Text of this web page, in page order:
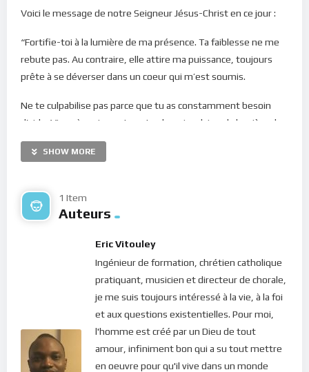
Voici le message de notre Seigneur Jésus-Christ en ce jour :
“Fortifie-toi à la lumière de ma présence. Ta faiblesse ne me
rebute pas. Au contraire, elle attire ma puissance, toujours
prête à se déverser dans un coeur qui m’est soumis.
Ne te culpabilise pas parce que tu as constamment besoin
d’aide. Viens à moi avec tous tes besoins, laisse la lumière de
mon amour te remplir.
même durant l’épreuve. Te soumettre à ma volonté est, en
fin de compte, un acte de confiance. C’est dans le calme et la
Un moment avec Jésus,page 402.
Bonne méditation.
cliquer ici : [newsletter_button id=2 label=”S’abonner”
design=”twitter”]
SHOW MORE
1 Item
Auteurs
Eric Vitouley
Ingénieur de formation, chrétien catholique
pratiquant, musicien et directeur de chorale,
je me suis toujours intéressé à la vie, à la foi
et aux questions existentielles. Pour moi,
l'homme est créé par un Dieu de tout
amour, infiniment bon qui a su tout mettre
en oeuvre pour qu'il vive dans un monde